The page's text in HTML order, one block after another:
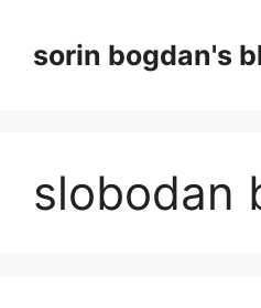
contentsorin bogdan's
slobodan